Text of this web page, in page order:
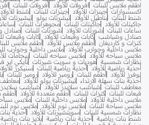
اطقم ملابس للبنات
افرولات للأولاد افرولات للبنات
اكسسوارات جينزات للأولاد جينزات للبنات شنط للأولاد
شنط للبنات بناطيل للأولاد تيشرتات بولو تيشيرتات
جاكيتات للأولاد جاكيتات للبنات مجوهرات للبنات
ساعات للبنات
شورتات للأولاد شورتات للبنات صنادل
صنادل وشباشب كابات وقبعات للأولاد كابات وقبعات
كنزات و كارديغان أطقم ملابس للأولاد أطقم ملابس
ملابس داخلية وجوارب للأولاد ملابس داخلية وجوارب
ملابس سباحه للأولاد ملابس سباحه للبنات بيجامات
نظارات شمسية هوديات و سويت شيرتات نايكي اير
أحذية رياضية للأولاد أحذية رياضية للبنات سنيكرز
لوفرز للأولاد أطقم للبنات رومبر للأولاد رومبر للبنات
أحذية بنات سهلة الارتداء تيشيرتات بولو للأولاد معاطف
معاطف للبنات
شباشب سلايدز للأولاد شباشب سلايدز
قبعات للبنات كنزات للبنات أطقم متعددة للأولاد أطقم
ملابس داخلية للأولاد ملابس داخلية للبنات ملابس
ملابس سباحة للبنات ملابس نوم للأولاد ملابس نوم
نظارات شمسية للبنات
سويتشيرتات للأولاد أحذية
شنط بنات رياضية أحذية بنات رياضية بلايز بنات رياضية